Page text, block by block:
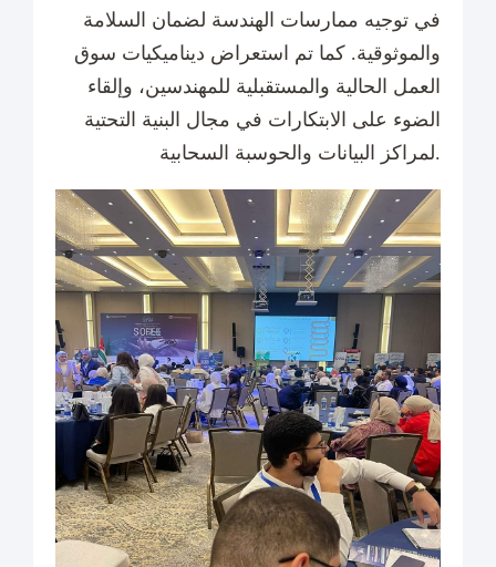
في توجيه ممارسات الهندسة لضمان السلامة
والموثوقية. كما تم استعراض ديناميكيات سوق
العمل الحالية والمستقبلية للمهندسين، وإلقاء
الضوء على الابتكارات في مجال البنية التحتية
لمراكز البيانات والحوسبة السحابية.